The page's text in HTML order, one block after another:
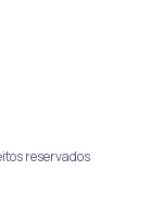
reservados